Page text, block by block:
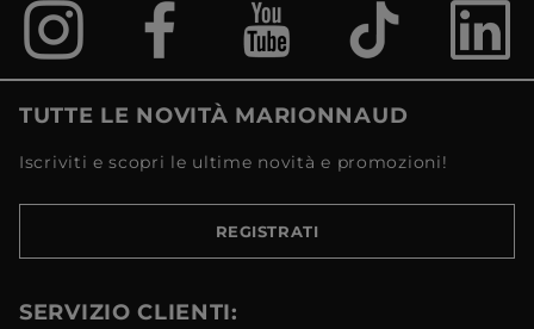
TUTTE LE NOVITÀ MARIONNAUD
Iscriviti e scopri le ultime novità e promozioni!
REGISTRATI
SERVIZIO CLIENTI: